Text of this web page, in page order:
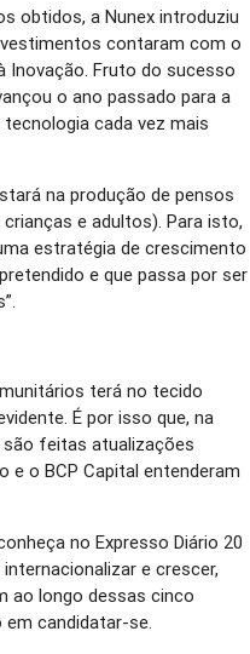
obtidos, a Nunex introduziu
contaram com o
Inovação. Fruto do sucesso
o ano passado para a
cada vez mais
na produção de pensos
e adultos). Para isto,
estratégia de crescimento
e que passa por ser
terá no tecido
É por isso que, na
feitas atualizações
e o BCP Capital entenderam
no Expresso Diário 20
e crescer,
ao longo dessas cinco
candidatar-se.